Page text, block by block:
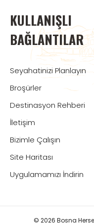
KULLANIŞLI
BAĞLANTILAR
Seyahatinizi Planlayın
Broşürler
Destinasyon Rehberi
İletişim
Bizimle Çalışın
Site Haritası
Uygulamamızı İndirin
© 2026 Bosna